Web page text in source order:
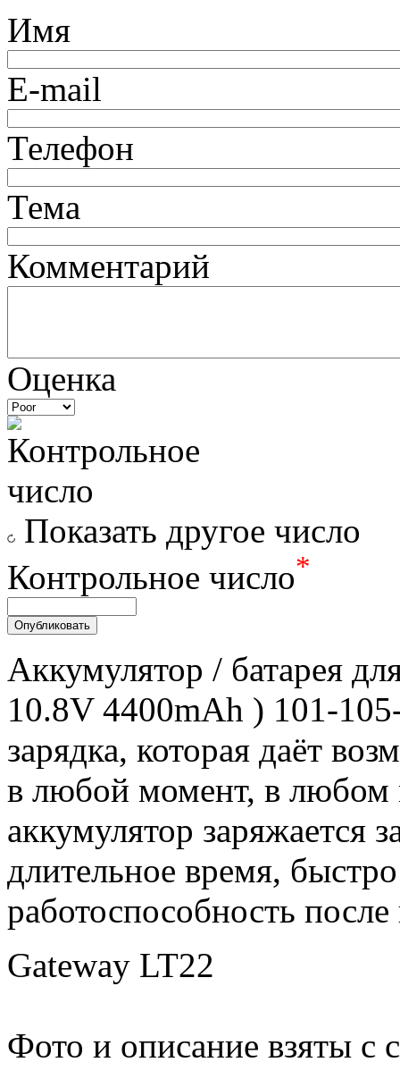
Имя
E-mail
Телефон
Тема
Комментарий
Оценка
Показать другое число
Контрольное число*
Аккумулятор / батарея
10.8V 4400mAh ) 101-
зарядка, которая даёт
в любой момент, в
аккумулятор заряжается
длительное время, быстро
работоспособность
Gateway LT22
Фото и описание взяты с